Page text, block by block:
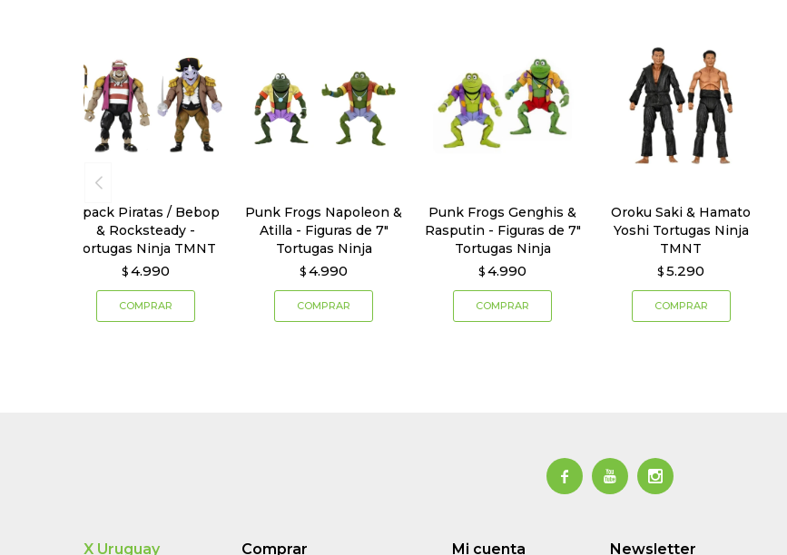
2 pack Piratas / Bebop
& Rocksteady -
Tortugas Ninja TMNT
$ 4.990
Punk Frogs Napoleon &
Atilla - Figuras de 7"
Tortugas Ninja
$ 4.990
Punk Frogs Genghis &
Rasputin - Figuras de 7"
Tortugas Ninja
$ 4.990
Oroku Saki & Hamato
Yoshi Tortugas Ninja
TMNT
$ 5.290
  
X Uruguay Comprar Mi cuenta Newsletter